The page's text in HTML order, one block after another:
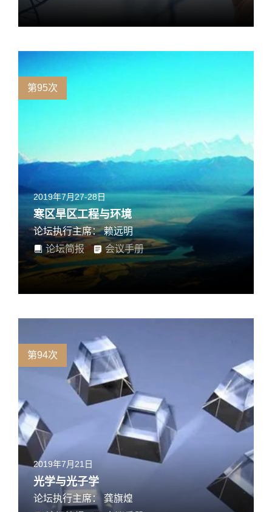
第95次
2019年7月27-28日
寒区旱区工程与环境
论坛执行主席： 赖远明
论坛简报
会议手册
第94次
2019年7月21日
光学与光子学
论坛执行主席： 龚旗煌